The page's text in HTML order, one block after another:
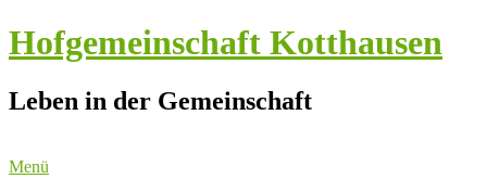
Hofgemeinschaft Kotthausen
Leben in der Gemeinschaft
Menü